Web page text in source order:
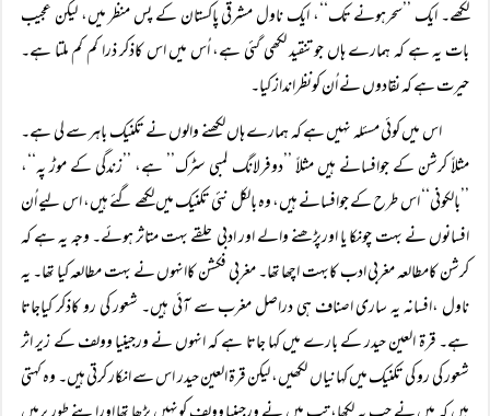
لکھے۔ ایک ’’سحرہونے تک‘‘، ایک ناول مشرقی پاکستان کے پس منظر میں، لیکن عجیب
بات یہ ہے کہ ہمارے ہاں جوتنقید لکھی گئی ہے، اُس میں اس کاذکر ذرا کم کم ملتا ہے۔
حیرت ہے کہ نقادوں نے اُن کونظرانداز کیا۔
اس میں کوئی مسئلہ نہیں ہے کہ ہمارے ہاں لکھنے والوں نے تکنیک باہر سے لی ہے۔
مثلاً کرشن کے جوافسانے ہیں مثلاً ’’دوفرلانگ لمبی سٹرک’’ ہے، ’’زندگی کے موڑ پہ‘‘،
’’بالکونی‘‘ اس طرح کے جوافسانے ہیں، وہ بالکل نئی تکنیک میں لکھے گئے ہیں، اس لیے اُن
افسانوں نے بہت چونکا یا اورپڑھنے والے اور ادبی حلقے بہت متاثر ہوئے۔ وجہ یہ ہے کہ
کرشن کامطالعہ مغربی ادب کابہت اچھا تھا۔ مغربی فکشن کاانہوں نے بہت مطالعہ کیا تھا۔ یہ
ناول ،افسانہ یہ ساری اصناف ہی دراصل مغرب سے آئی ہیں۔ شعور کی رو کاذکر کیاجاتا
ہے۔ قرۃ العین حیدر کے بارے میں کہا جاتا ہے کہ انہوں نے ورجینیا وولف کے زیر اثر
شعور کی رو کی تکنیک میں کہانیاں لکھیں، لیکن قرۃ العین حیدر اس سے انکار کرتی ہیں۔ وہ کہتی